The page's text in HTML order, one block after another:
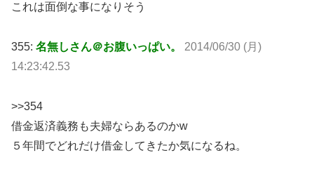
これは面倒な事になりそう
355: 名無しさん＠お腹いっぱい。 2014/06/30 (月)
14:23:42.53
>>354
借金返済義務も夫婦ならあるのかw
５年間でどれだけ借金してきたか気になるね。